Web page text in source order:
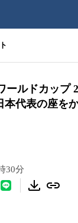
ールドカップ
本代表の座を
30分